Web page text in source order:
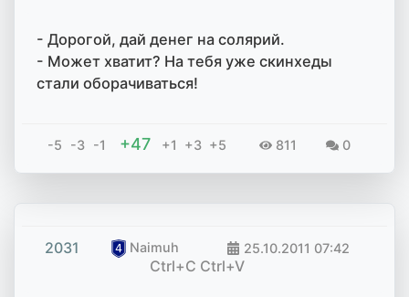
- Дорогой, дай денег на солярий.
- Может хватит? На тебя уже скинхеды
стали оборачиваться!
-5 -3 -1 +47 +1 +3 +5 811 0
2031 Naimuh 25.10.2011 07:42
Ctrl+C Ctrl+V